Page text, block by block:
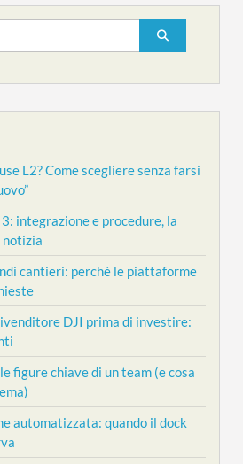
L2? Come scegliere senza farsi
integrazione e procedure, la
notizia
cantieri: perché le piattaforme
DJI prima di investire:
figure chiave di un team (e cosa
automatizzata: quando il dock